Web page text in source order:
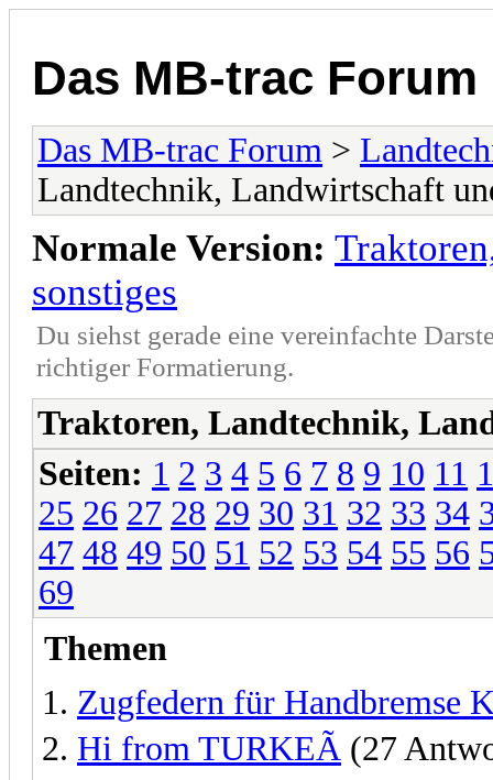
Das MB-trac Forum
Das MB-trac Forum >
Landtechnik, Landwirtschaft
Normale Version:
sonstiges
Du siehst gerade eine vereinfachte
richtiger Formatierung.
Traktoren, Landtechnik,
Seiten: 1 2 3 4 5 6 7 8 9 10 11
25 26 27 28 29 30 31 32 33 34
47 48 49 50 51 52 53 54 55 56
69
Themen
Zugfedern für Handbremse
Hi from TURKEÃ (27